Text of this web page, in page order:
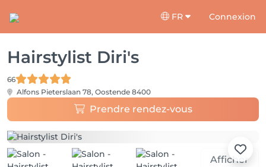
FR Connexion
Hairstylist Diri's
66
Alfons Pieterslaan 78, Oostende 8400
Prendre rendez-vous
Afficher